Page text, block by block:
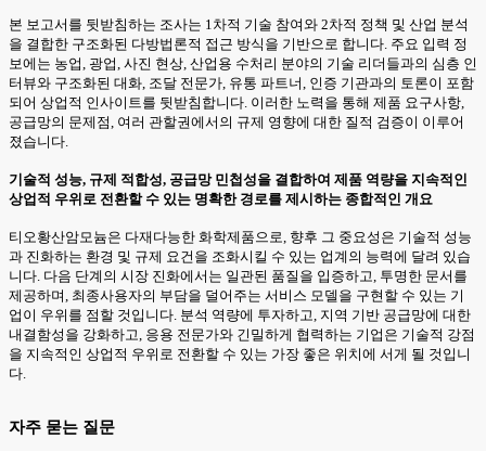
본 보고서를 뒷받침하는 조사는 1차적 기술 참여와 2차적 정책 및 산업 분석
을 결합한 구조화된 다방법론적 접근 방식을 기반으로 합니다. 주요 입력 정
보에는 농업, 광업, 사진 현상, 산업용 수처리 분야의 기술 리더들과의 심층 인
터뷰와 구조화된 대화, 조달 전문가, 유통 파트너, 인증 기관과의 토론이 포함
되어 상업적 인사이트를 뒷받침합니다. 이러한 노력을 통해 제품 요구사항,
공급망의 문제점, 여러 관할권에서의 규제 영향에 대한 질적 검증이 이루어
졌습니다.
기술적 성능, 규제 적합성, 공급망 민첩성을 결합하여 제품 역량을 지속적인
상업적 우위로 전환할 수 있는 명확한 경로를 제시하는 종합적인 개요
티오황산암모늄은 다재다능한 화학제품으로, 향후 그 중요성은 기술적 성능
과 진화하는 환경 및 규제 요건을 조화시킬 수 있는 업계의 능력에 달려 있습
니다. 다음 단계의 시장 진화에서는 일관된 품질을 입증하고, 투명한 문서를
제공하며, 최종사용자의 부담을 덜어주는 서비스 모델을 구현할 수 있는 기
업이 우위를 점할 것입니다. 분석 역량에 투자하고, 지역 기반 공급망에 대한
내결함성을 강화하고, 응용 전문가와 긴밀하게 협력하는 기업은 기술적 강점
을 지속적인 상업적 우위로 전환할 수 있는 가장 좋은 위치에 서게 될 것입니
다.
자주 묻는 질문